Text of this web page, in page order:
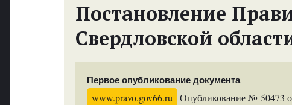
Постановление
Свердловской
Первое опубликование документа
www.pravo.gov66.ru Опубликование № 50473